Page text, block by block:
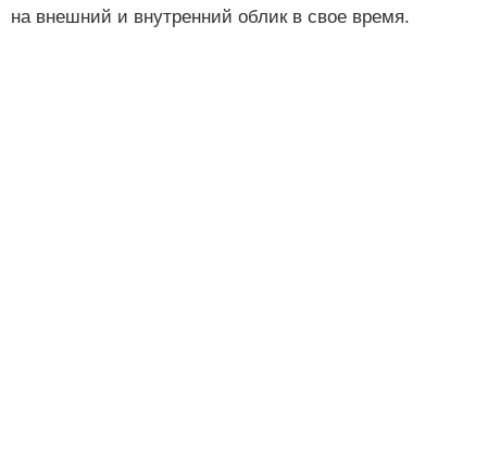
на внешний и внутренний облик в свое время.